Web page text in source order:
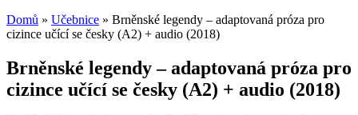
Domů » Učebnice » Brněnské legendy – adaptovaná próza pro
cizince učící se česky (A2) + audio (2018)
Brněnské legendy – adaptovaná próza pro
cizince učící se česky (A2) + audio (2018)